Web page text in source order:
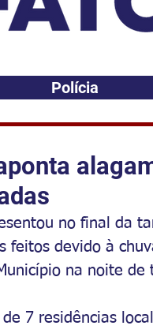
Polícia
no final da
feitos devido à
na noite de
de 7 residências